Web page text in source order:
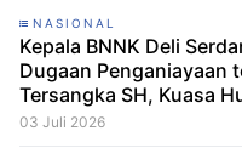
NASIONAL
Kepala BNNK Deli
Dugaan Penganiayaan
Tersangka SH, Kuasa
Minta CCTV Dibuka
03 Juli 2026